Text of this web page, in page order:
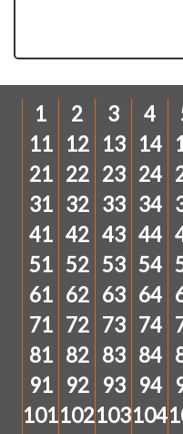
1 2 3 4
11
12 13 14
21 22 23 24
31 32 33 34
41 42 43 44
51 52 53 54
61 62 63 64
71 72 73 74
81 82 83 84
91
92 93 94
101102103104